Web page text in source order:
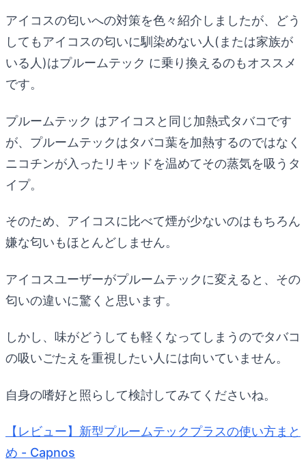
アイコスの匂いへの対策を色々紹介しましたが、どう
してもアイコスの匂いに馴染めない人(または家族が
いる人)はプルームテック に乗り換えるのもオススメ
です。
プルームテック はアイコスと同じ加熱式タバコです
が、プルームテックはタバコ葉を加熱するのではなく
ニコチンが入ったリキッドを温めてその蒸気を吸うタ
イプ。
そのため、アイコスに比べて煙が少ないのはもちろん
嫌な匂いもほとんどしません。
アイコスユーザーがプルームテックに変えると、その
匂いの違いに驚くと思います。
しかし、味がどうしても軽くなってしまうのでタバコ
の吸いごたえを重視したい人には向いていません。
自身の嗜好と照らして検討してみてくださいね。
【レビュー】新型プルームテックプラスの使い方まと
め - Capnos